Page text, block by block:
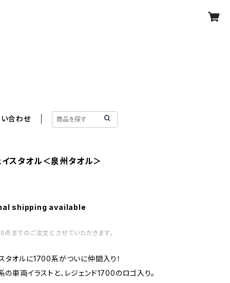
合わせ
スタオル＜泉州タオル＞
shipping available
点までのご注文とさせていただきます。
タオルに1700系がついに仲間入り！
車両イラストと、レジェンド1700のロゴ入り。